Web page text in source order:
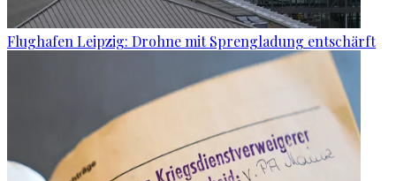
Flughafen Leipzig: Drohne mit Sprengladung entschärft